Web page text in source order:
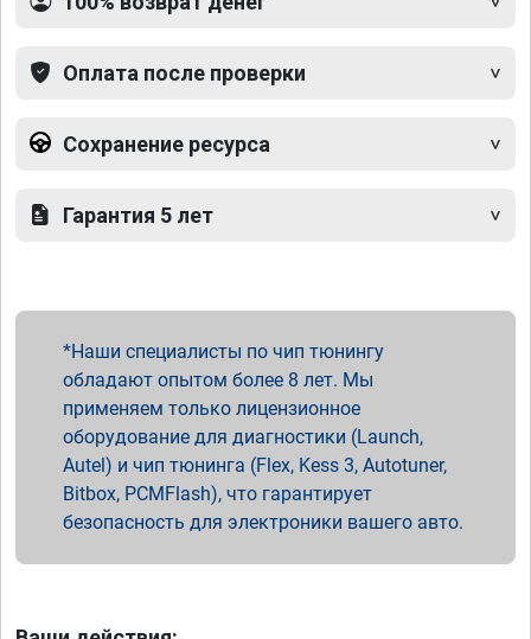
Оплата после проверки
Сохранение ресурса
Гарантия 5 лет
Наши специалисты по чип тюнингу
обладают опытом более 8 лет. Мы
применяем только лицензионное
оборудование для диагностики (Launch,
Autel) и чип тюнинга (Flex, Kess 3, Autotuner,
Bitbox, PCMFlash), что гарантирует
безопасность для электроники вашего авто.